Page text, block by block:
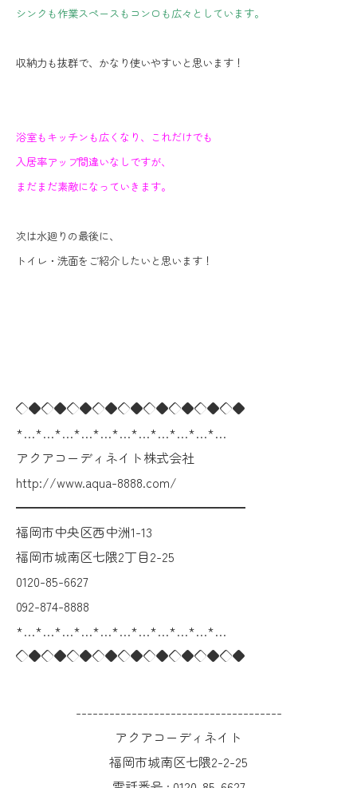
シンクも作業スペースもコンロも広々としています。
収納力も抜群で、かなり使いやすいと思います！
浴室もキッチンも広くなり、これだけでも
入居率アップ間違いなしですが、
まだまだ素敵になっていきます。
次は水廻りの最後に、
トイレ・洗面をご紹介したいと思います！
◇◆◇◆◇◆◇◆◇◆◇◆◇◆◇◆◇◆
*…*…*…*…*…*…*…*…*…*…*…
アクアコーディネイト株式会社
http://www.aqua-8888.com/
━━━━━━━━━━━━━━━━━━
福岡市中央区西中洲1-13
福岡市城南区七隈2丁目2-25
0120-85-6627
092-874-8888
*…*…*…*…*…*…*…*…*…*…*…
◇◆◇◆◇◆◇◆◇◆◇◆◇◆◇◆◇◆
-------------------------------------
アクアコーディネイト
福岡市城南区七隈2-2-25